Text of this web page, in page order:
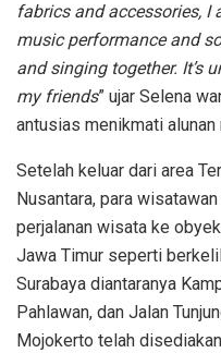
fabrics and accessories, I
music performance and
and singing together. It’s
my friends” ujar Selena
antusias menikmati alunan
Setelah keluar dari area
Nusantara, para
perjalanan wisata ke
Jawa Timur seperti
Surabaya diantaranya
Pahlawan, dan Jalan
Mojokerto telah